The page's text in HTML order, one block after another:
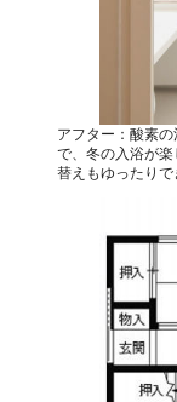
アフター：酸素
で、冬の入浴が
替えもゆったりで